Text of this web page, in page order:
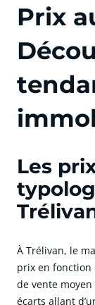
Prix
Les
À Trélivan, le
prix en fonction
de vente moyen
écarts allant